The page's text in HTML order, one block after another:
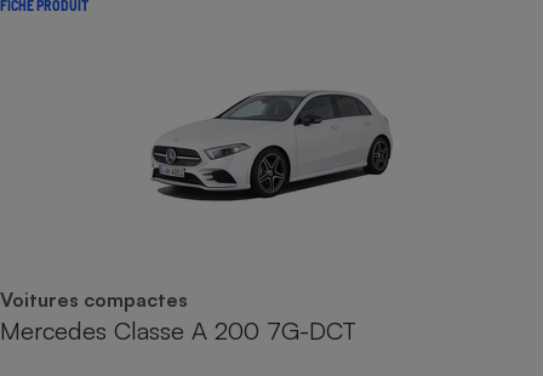
FICHE PRODUIT
Voitures compactes
Mercedes Classe A 200 7G-DCT